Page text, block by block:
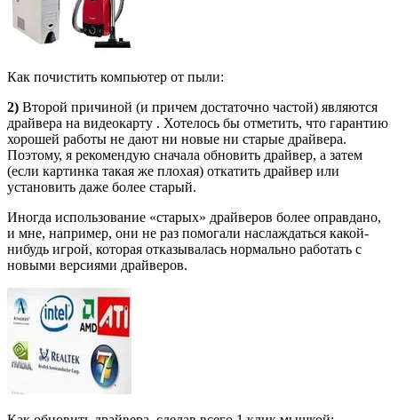
Как почистить компьютер от пыли:
2) Второй причиной (и причем достаточно частой) являются
драйвера на видеокарту . Хотелось бы отметить, что гарантию
хорошей работы не дают ни новые ни старые драйвера.
Поэтому, я рекомендую сначала обновить драйвер, а затем
(если картинка такая же плохая) откатить драйвер или
установить даже более старый.
Иногда использование «старых» драйверов более оправдано,
и мне, например, они не раз помогали наслаждаться какой-
нибудь игрой, которая отказывалась нормально работать с
новыми версиями драйверов.